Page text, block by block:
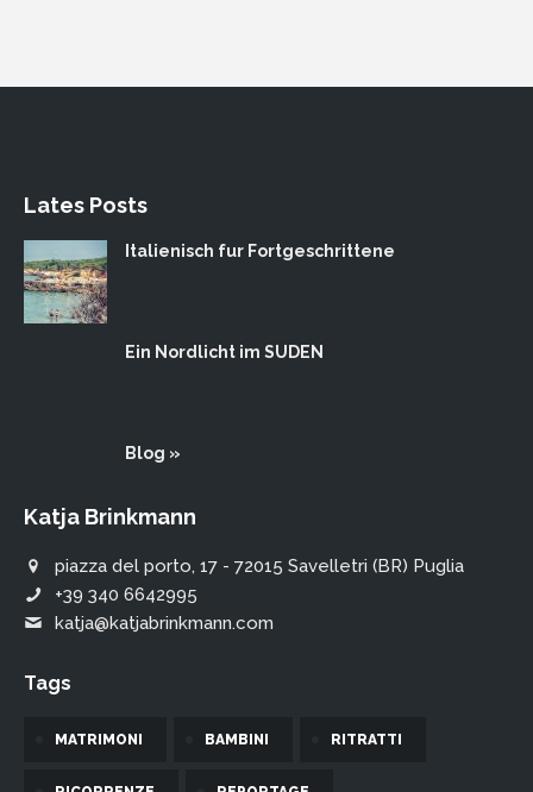
Lates Posts
Italienisch fur Fortgeschrittene
Ein Nordlicht im SUDEN
Blog »
Katja Brinkmann
piazza del porto, 17 - 72015 Savelletri (BR) Puglia
+39 340 6642995
katja@katjabrinkmann.com
Tags
MATRIMONI BAMBINI RITRATTI